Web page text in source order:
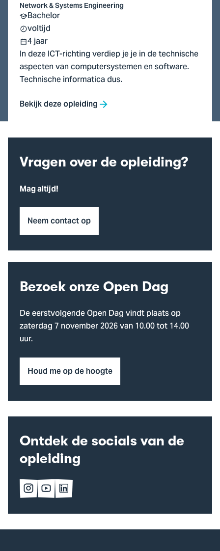
Network & Systems Engineering
Bachelor
voltijd
4 jaar
In deze ICT-richting verdiep je je in de technische
aspecten van computersystemen en software.
Technische informatica dus.
Bekijk deze opleiding
Vragen over de opleiding?
Mag altijd!
Neem contact op
Bezoek onze Open Dag
De eerstvolgende Open Dag vindt plaats op
zaterdag 7 november 2026 van 10.00 tot 14.00
uur.
Houd me op de hoogte
Ontdek de socials van de
opleiding
Volg
ons
op
Instagram
Volg
ons
op
YouTube
Volg
ons
op
LinkedIn